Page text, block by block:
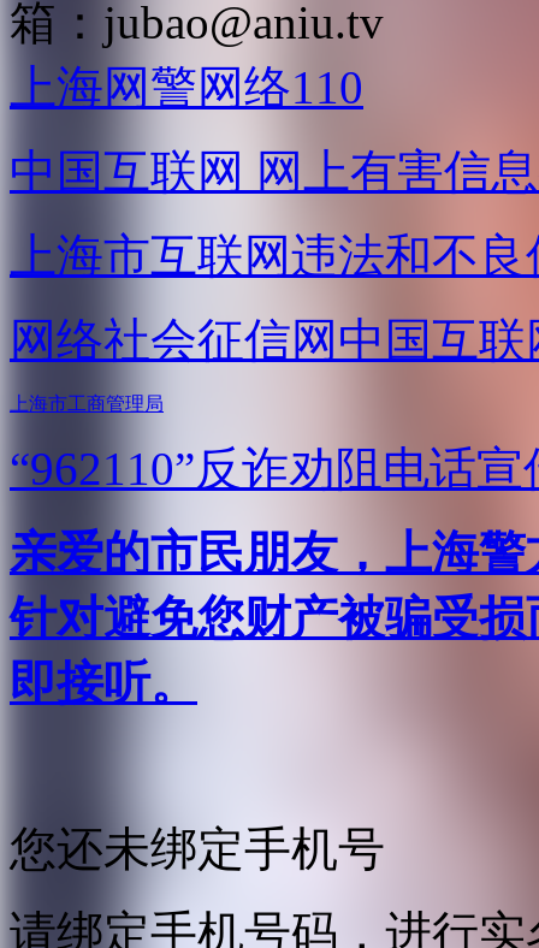
箱： jubao@aniu.tv
上海网警网络110
中国互联网 网上有害信
上海市互联网违法和不
网络社会征信网 中国互
上海市工商管理局
“962110”反诈劝阻电话宣
亲爱的市民朋友，上海
针对避免您财产被骗受
即接听。
您还未绑定手机号
请绑定手机号码，进行